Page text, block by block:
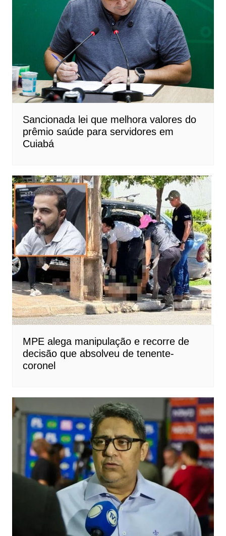
Sancionada lei que melhora valores do
prêmio saúde para servidores em
Cuiabá
MPE alega manipulação e recorre de
decisão que absolveu de tenente-
coronel